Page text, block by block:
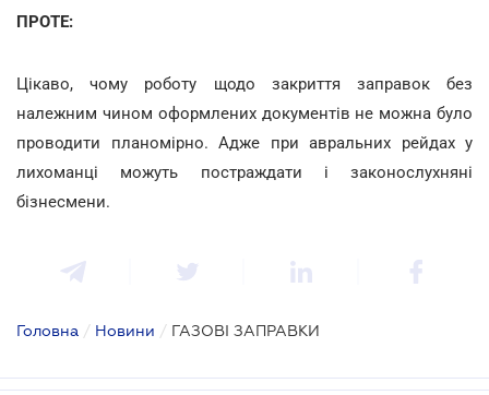
ПРОТЕ:
Цікаво, чому роботу щодо закриття заправок без
належним чином оформлених документів не можна було
проводити планомірно. Адже при авральних рейдах у
лихоманці можуть постраждати і законослухняні
бізнесмени.
Головна / Новини / ГАЗОВІ ЗАПРАВКИ